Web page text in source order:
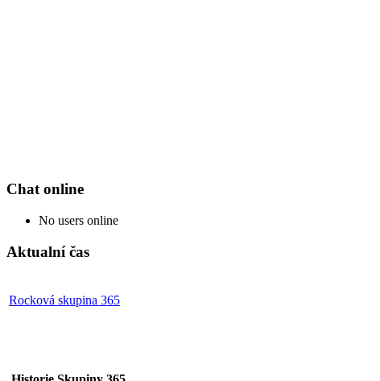
Chat online
No users online
Aktualní čas
Rocková skupina 365